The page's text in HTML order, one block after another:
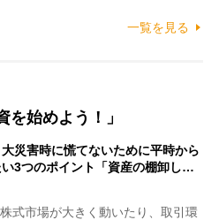
一覧を見る
を始めよう！」
大災害時に慌てないために平時から
3つのポイント「資産の棚卸し…
式市場が大きく動いたり、取引環